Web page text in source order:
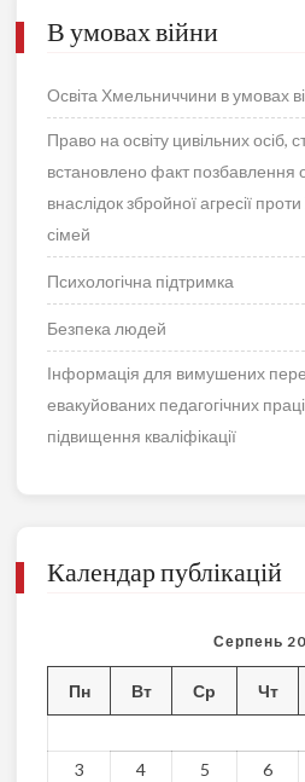
В умовах війни
Освіта Хмельниччини в умовах
Право на освіту цивільних осіб,
встановлено факт позбавлення
внаслідок збройної агресії проти
сімей
Психологічна підтримка
Безпека людей
Інформація для вимушених
евакуйованих педагогічних
підвищення кваліфікації
Календар публікацій
Серпень
Пн Вт Ср Чт
3
4 5 6